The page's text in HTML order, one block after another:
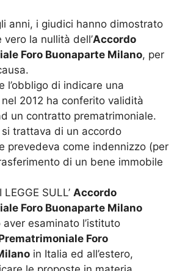
anni, i giudici hanno dimostrato
la nullità dell’Accordo
Foro Buonaparte Milano, per
l’obbligo di indicare una
2012 ha conferito validità
un contratto prematrimoniale.
trattava di un accordo
prevedeva come indennizzo (per
di un bene immobile
SULL’ Accordo
Foro Buonaparte Milano
esaminato l’istituto
Foro
in Italia ed all’estero,